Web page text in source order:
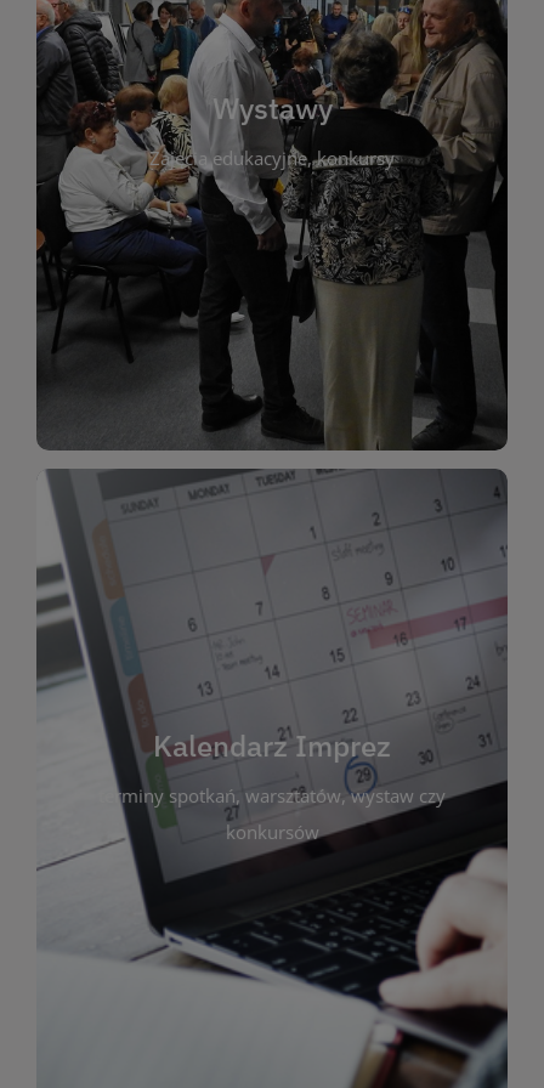
Wystawy
Zajęcia edukacyjne, konkursy
Wystawy
Biblioteka organizuje prezentujące zarówno
sztukę lokalnych twórców, jak i zbiory tematyczne.
W tej sekcji znajdziesz informacje o aktualnych
ekspozycjach oraz archiwum wystaw z
poprzednich lat. Prezentowane prace obejmują
malarstwo, fotografię, rękodzieło i inne formy
artystyczne. Każda wystawa to wyjątkowa okazja
do kontaktu z kulturą i sztuką w przestrzeni
biblioteki. Serdecznie zapraszamy wszystkich
Kalendarz Imprez
terminy spotkań, warsztatów, wystaw czy
konkursów
Kalendarz Imprez
Zakładka ta gromadzi wszystkie planowane
wydarzenia kulturalne i edukacyjne organizowane
przez bibliotekę. Możesz tu sprawdzić terminy
spotkań, warsztatów, wystaw czy konkursów.
Dzięki przejrzystemu kalendarzowi łatwo
zaplanujesz udział w interesujących Cię
wydarzeniach. Aktualizujemy harmonogram na
bieżąco, by zawsze był zgodny z planem pracy
biblioteki. Zapraszamy do śledzenia i uczestnictwa
w życiu kulturalnym miasta!
WIĘCEJ